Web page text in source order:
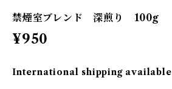
禁煙室ブレンド 深煎り 100g
¥950
International shipping available